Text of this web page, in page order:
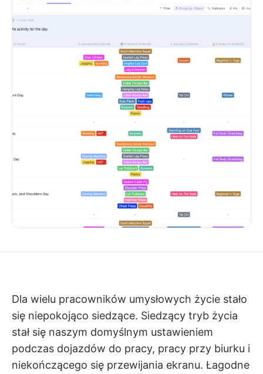
Dla wielu pracowników umysłowych życie stało
się niepokojąco siedzące. Siedzący tryb życia
stał się naszym domyślnym ustawieniem
podczas dojazdów do pracy, pracy przy biurku i
niekończącego się przewijania ekranu. Łagodne